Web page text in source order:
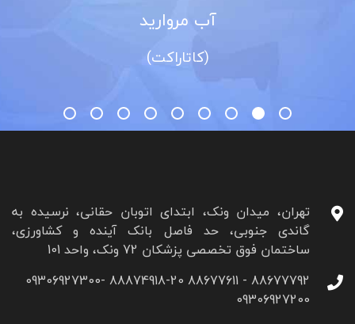
آب مروارید
(کاتاراکت)
تهران، میدان ونک، ابتدای اتوبان حقانی، نرسیده به
گاندی جنوبی، حد فاصل بانک آینده و کشاورزی،
ساختمان فوق تخصصی پزشکان 72 ونک، واحد 101
88677792 - 88677611 88874918-20 09306927300-
09306927200